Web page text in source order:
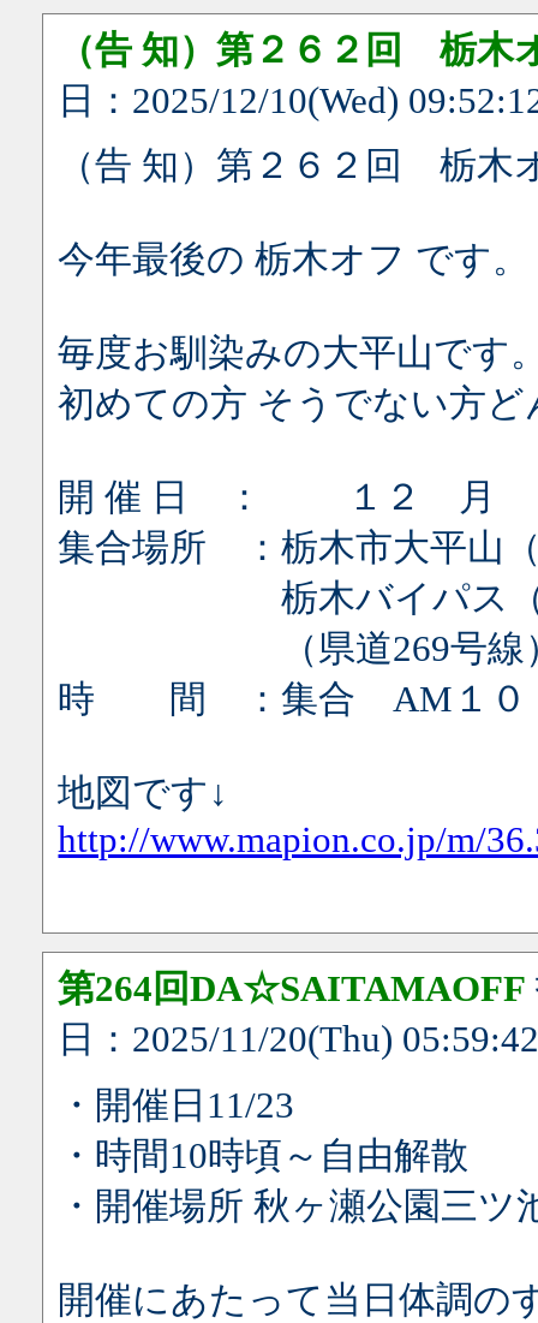
（告 知）第２６２回 栃木
日：2025/12/10(Wed)
（告 知）第２６２回 栃木
今年最後の 栃木オフ です。
毎度お馴染みの大平山です
初めての方 そうでない方
開 催 日 ： １２ 月
集合場所 ：栃木市大平山
栃木バイパス（県道
（県道269号線）
時 間 ：集合 AM１０：
地図です↓
http://www.mapion.co.jp/m/
第264回DA☆SAITAMAOFF
日：2025/11/20(Thu)
・開催日11/23
・時間10時頃～自由解散
・開催場所 秋ヶ瀬公園三ツ
開催にあたって当日体調の